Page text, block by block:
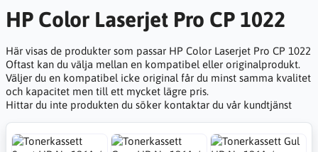
HP Color Laserjet Pro CP 1022
Här visas de produkter som passar HP Color Laserjet Pro CP 1022
Oftast kan du välja mellan en kompatibel eller originalprodukt.
Väljer du en kompatibel icke original får du minst samma kvalitet
och kapacitet men till ett mycket lägre pris.
Hittar du inte produkten du söker kontaktar du vår kundtjänst